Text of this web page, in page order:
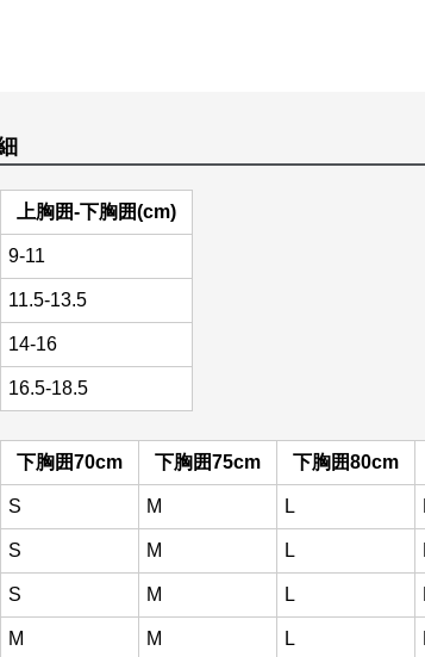
上胸囲-下胸囲(cm)
9-11
11.5-13.5
14-16
16.5-18.5
下胸囲70cm 下胸囲75cm 下胸囲80cm
S M L
S M L
S M L
M M L